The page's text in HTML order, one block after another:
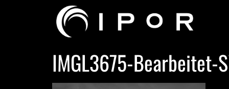
IMGL3675-Bearbeitet-